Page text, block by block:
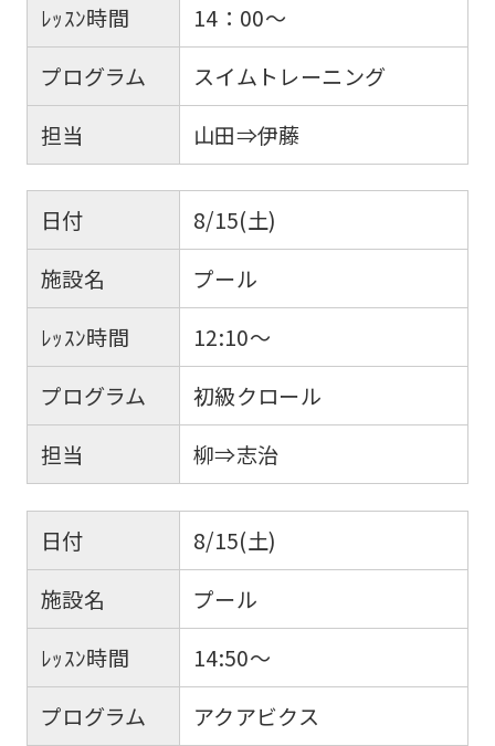
ﾚｯｽﾝ時間
14：00～
プログラム
スイムトレーニング
担当
山田⇒伊藤
日付
8/15(土)
施設名
プール
ﾚｯｽﾝ時間
12:10～
プログラム
初級クロール
担当
柳⇒志治
日付
8/15(土)
施設名
プール
ﾚｯｽﾝ時間
14:50～
プログラム
アクアビクス